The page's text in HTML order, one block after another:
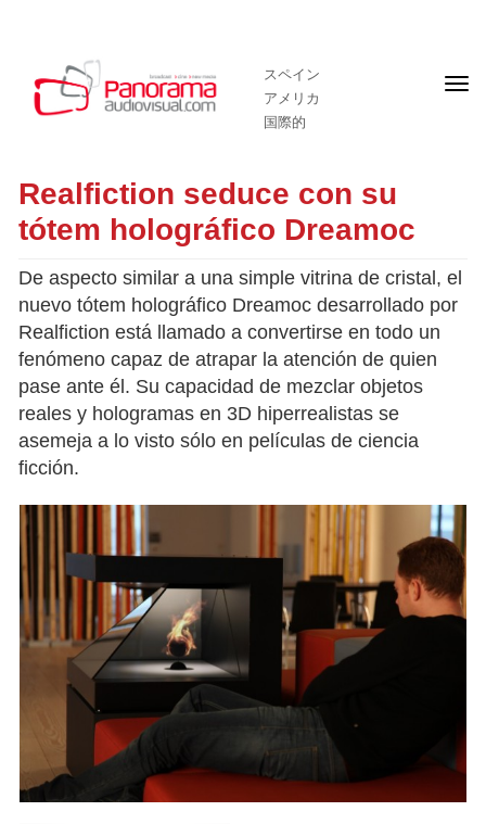
スペイン
アメリカ
国際的
フ
Realfiction seduce con su
tótem holográfico Dreamoc
De aspecto similar a una simple vitrina de cristal, el
nuevo tótem holográfico Dreamoc desarrollado por
Realfiction está llamado a convertirse en todo un
fenómeno capaz de atrapar la atención de quien
pase ante él. Su capacidad de mezclar objetos
reales y hologramas en 3D hiperrealistas se
asemeja a lo visto sólo en películas de ciencia
ficción.